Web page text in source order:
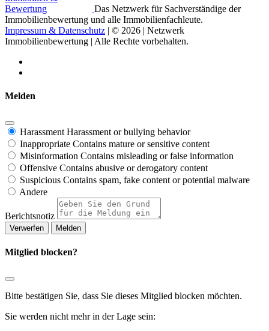
Das Netzwerk für Sachverständige der
Immobilienbewertung und alle Immobilienfachleute.
Impressum & Datenschutz | © 2026 | Netzwerk
Immobilienbewertung | Alle Rechte vorbehalten.
Melden
Harassment Harassment or bullying behavior
Inappropriate Contains mature or sensitive content
Misinformation Contains misleading or false information
Offensive Contains abusive or derogatory content
Suspicious Contains spam, fake content or potential malware
Andere
Berichtsnotiz
Melden
Mitglied blocken?
Bitte bestätigen Sie, dass Sie dieses Mitglied blocken möchten.
Sie werden nicht mehr in der Lage sein: